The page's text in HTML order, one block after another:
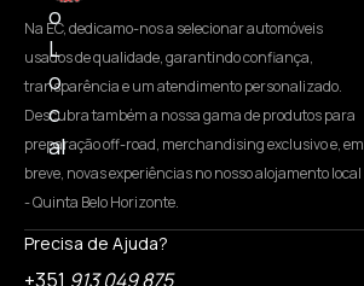
o
L
o
c
al
Na EC, dedicamo-nos a selecionar automóveis
usados de qualidade, garantindo confiança,
transparência e um atendimento personalizado.
Descubra também a nossa gama de produtos para
preparação off-road, merchandising exclusivo e, em
breve, novas experiências no nosso alojamento local
- Quinta Belo Horizonte.
Precisa de Ajuda?
+351 913 049 875